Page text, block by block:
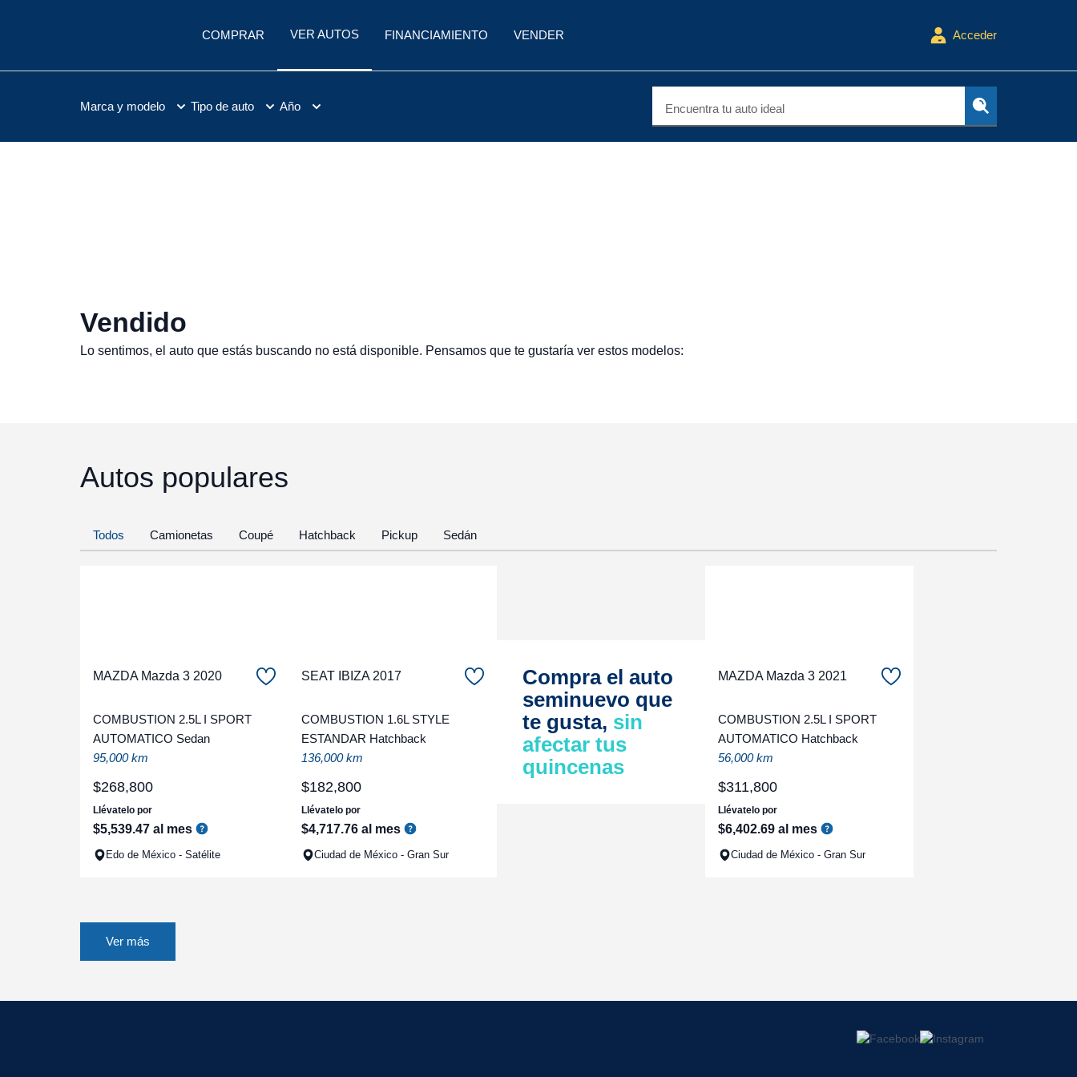
COMPRAR VER AUTOS FINANCIAMIENTO VENDER Acceder
Marca y modelo Tipo de auto Año Encuentra tu auto ideal
Vendido
Lo sentimos, el auto que estás buscando no está disponible. Pensamos que te gustaría ver estos modelos:
Autos populares
Todos Camionetas Coupé Hatchback Pickup Sedán
MAZDA Mazda 3 2020
COMBUSTION 2.5L I SPORT
AUTOMATICO Sedan
95,000 km
$268,800
Llévatelo por
$5,539.47 al mes
Edo de México - Satélite
SEAT IBIZA 2017
COMBUSTION 1.6L STYLE
ESTANDAR Hatchback
136,000 km
$182,800
Llévatelo por
$4,717.76 al mes
Ciudad de México - Gran Sur
Compra el auto
seminuevo que
te gusta, sin
afectar tus
quincenas
MAZDA Mazda 3 2021
COMBUSTION 2.5L I SPORT
AUTOMATICO Hatchback
56,000 km
$311,800
Llévatelo por
$6,402.69 al mes
Ciudad de México - Gran Sur
Ver más